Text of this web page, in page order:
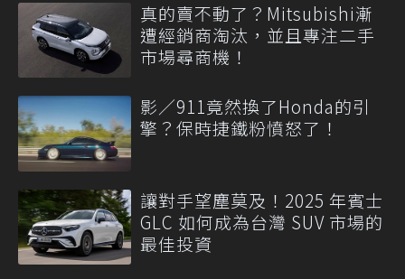
真的賣不動了？Mitsubishi漸
遭經銷商淘汰，並且專注二手
市場尋商機！
影／911竟然換了Honda的引
擎？保時捷鐵粉憤怒了！
讓對手望塵莫及！2025 年賓士
GLC 如何成為台灣 SUV 市場的
最佳投資